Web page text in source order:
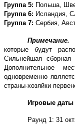
Группа 5: Польша,
Группа 6: Исландия,
Группа 7: Сербия,
Примечание.
которые будут
Сильнейшая сборная
Дополнительное
одновременно
страны-хозяйки
Игровые
Раунд 1: 31